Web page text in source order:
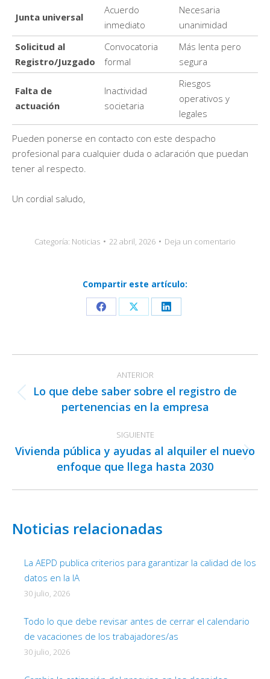
Junta universal
Acuerdo
inmediato
Necesaria
unanimidad
Solicitud al
Registro/Juzgado
Convocatoria
formal
Más lenta pero
segura
Falta de
actuación
Inactividad
societaria
Riesgos
operativos y
legales
Pueden ponerse en contacto con este despacho
profesional para cualquier duda o aclaración que puedan
tener al respecto.
Un cordial saludo,
Categoría: Noticias 22 abril, 2026 Deja un comentario
Compartir este artículo:
Share
Facebook
Share
X
Share
LinkedIn
entre
publicaciones
ANTERIOR
Publicación
anterior:
Lo que debe saber sobre el registro de
pertenencias en la empresa
SIGUIENTE
Publicación
siguiente:
Vivienda pública y ayudas al alquiler el nuevo
enfoque que llega hasta 2030
Noticias relacionadas
La AEPD publica criterios para garantizar la calidad de los
datos en la IA
30 julio, 2026
Todo lo que debe revisar antes de cerrar el calendario
de vacaciones de los trabajadores/as
30 julio, 2026